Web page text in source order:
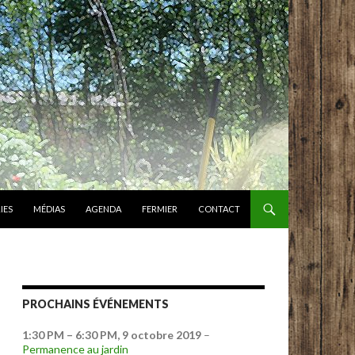
MÉDIAS AGENDA FERMIER CONTACT
PROCHAINS ÉVÉNEMENTS
1:30 PM – 6:30 PM, 9 octobre 2019 –
Permanence au jardin